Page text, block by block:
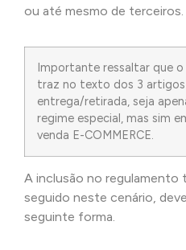
ou até mesmo de terceiros.
Importante ressaltar que
traz no texto dos 3
entrega/retirada, seja
regime especial, mas sim
venda E-COMMERCE.
A inclusão no regulamento
seguido neste cenário,
seguinte forma.